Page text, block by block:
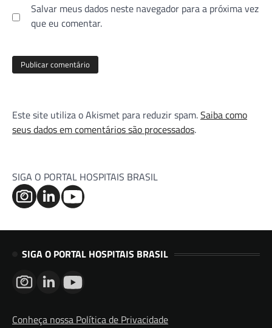
Salvar meus dados neste navegador para a próxima vez
que eu comentar.
Este site utiliza o Akismet para reduzir spam.Saiba como
seus dados em comentários são processados.
SIGA O PORTAL HOSPITAIS BRASIL
SIGA O PORTAL HOSPITAIS BRASIL
Conheça nossa Política de Privacidade